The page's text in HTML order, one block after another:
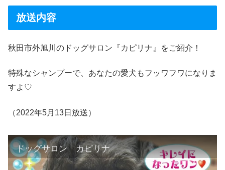
c
e
b
o
n
a
et
e
st
放送内容
秋田市外旭川のドッグサロン『カピリナ』をご紹介！
特殊なシャンプーで、あなたの愛犬もフッワフワになりま
すよ♡
（2022年5月13日放送）
ドッグサロン カピリナ